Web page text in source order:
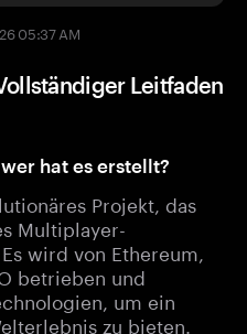
05:37 AM
Leitfaden
hat es erstellt?
Projekt, das
Multiplayer-
wird von Ethereum,
betrieben und
um ein
zu bieten.